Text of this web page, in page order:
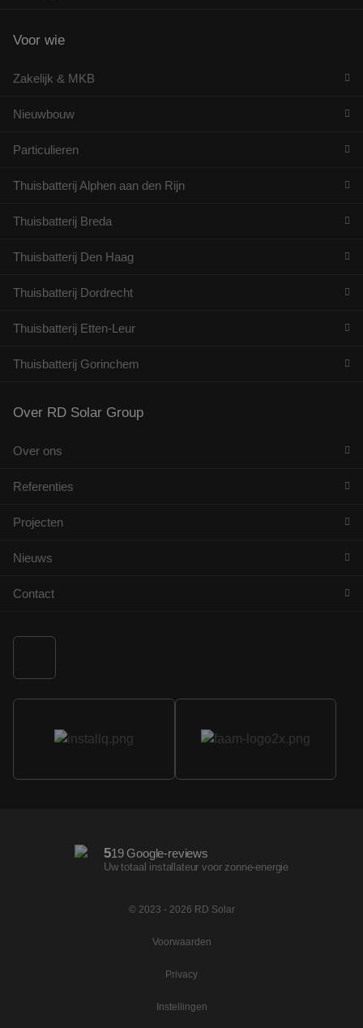
Voor wie
Zakelijk & MKB
Nieuwbouw
Particulieren
Thuisbatterij Alphen aan den Rijn
Thuisbatterij Breda
Thuisbatterij Den Haag
Thuisbatterij Dordrecht
Thuisbatterij Etten-Leur
Thuisbatterij Gorinchem
Over RD Solar Group
Over ons
Referenties
Projecten
Nieuws
Contact
519 Google-reviews
Uw totaal installateur voor zonne-energie
© 2023 - 2026 RD Solar
Voorwaarden
Privacy
Instellingen